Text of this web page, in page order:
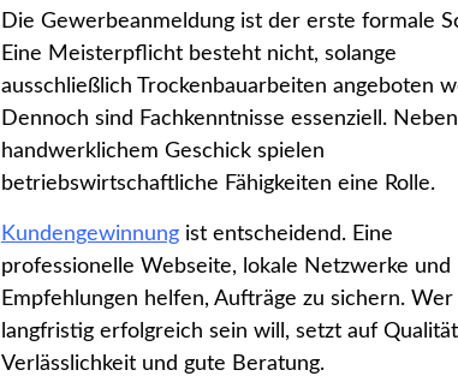
Die Gewerbeanmeldung ist der erste formale
Eine Meisterpflicht besteht nicht, solange
ausschließlich Trockenbauarbeiten angeboten
Dennoch sind Fachkenntnisse essenziell. Neben
handwerklichem Geschick spielen
betriebswirtschaftliche Fähigkeiten eine Rolle.
Kundengewinnungist entscheidend. Eine
professionelle Webseite, lokale Netzwerke und
Empfehlungen helfen, Aufträge zu sichern. Wer
langfristig erfolgreich sein will, setzt auf
Verlässlichkeit und gute Beratung.